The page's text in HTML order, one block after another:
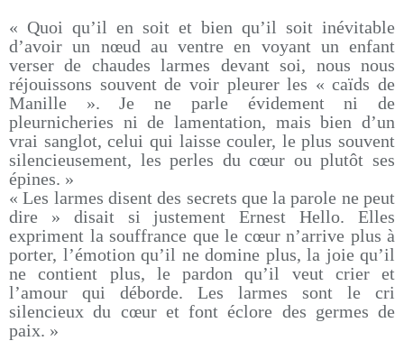
« Quoi qu’il en soit et bien qu’il soit inévitable
d’avoir un nœud au ventre en voyant un enfant
verser de chaudes larmes devant soi, nous nous
réjouissons souvent de voir pleurer les « caïds de
Manille ». Je ne parle évidement ni de
pleurnicheries ni de lamentation, mais bien d’un
vrai sanglot, celui qui laisse couler, le plus souvent
silencieusement, les perles du cœur ou plutôt ses
épines. »
« Les larmes disent des secrets que la parole ne peut
dire » disait si justement Ernest Hello. Elles
expriment la souffrance que le cœur n’arrive plus à
porter, l’émotion qu’il ne domine plus, la joie qu’il
ne contient plus, le pardon qu’il veut crier et
l’amour qui déborde. Les larmes sont le cri
silencieux du cœur et font éclore des germes de
paix. »